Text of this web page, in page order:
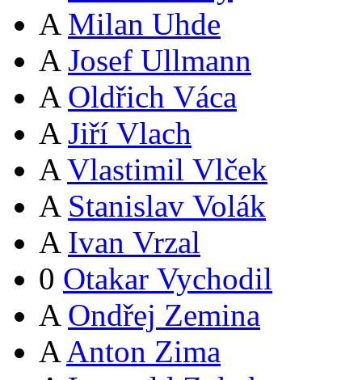
A Milan Uhde
A Josef Ullmann
A Oldřich Váca
A Jiří Vlach
A Vlastimil Vlček
A Stanislav Volák
A Ivan Vrzal
0 Otakar Vychodil
A Ondřej Zemina
A Anton Zima